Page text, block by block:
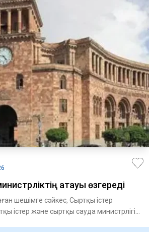
атауы өзгереді
шешімге сәйкес, Сыртқы істер
істер және сыртқы сауда министрлігі